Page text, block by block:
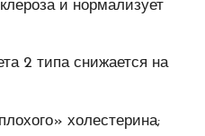
и нормализует
2 типа снижается на
холестерина;